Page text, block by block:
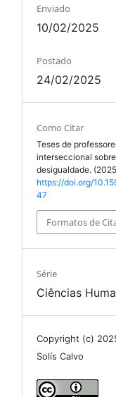
Enviado
10/02/2025
Postado
24/02/2025
Como Citar
Teses de
interseccional
desigualdade.
https://doi.org/
47
Formatos de
Série
Ciências
Copyright (c)
Solís Calvo